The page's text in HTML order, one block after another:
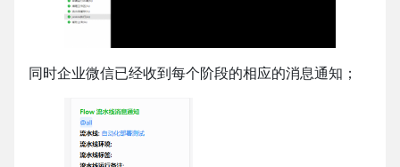
同时企业微信已经收到每个阶段的相应的消息通知；